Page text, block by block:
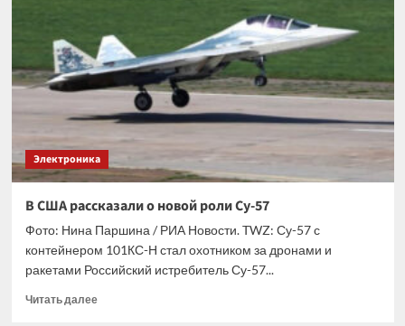
накопителем
от
китайской
компании
YMTC
Электроника
В США рассказали о новой роли Су-57
Фото: Нина Паршина / РИА Новости. TWZ: Су-57 с
контейнером 101КС-Н стал охотником за дронами и
ракетами Российский истребитель Су-57...
Читать далееПрочитать